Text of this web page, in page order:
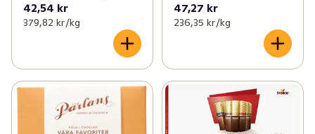
42,54 kr
379,82 kr /kg
47,27 kr
236,35 kr /kg